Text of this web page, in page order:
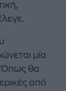
μία
Όπως θα
από